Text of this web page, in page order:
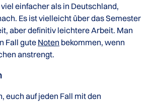
einfacher als in Deutschland,
Es ist vielleicht über das Semester
aber definitiv leichtere Arbeit. Man
Fall gute Noten bekommen, wenn
anstrengt.
euch auf jeden Fall mit den